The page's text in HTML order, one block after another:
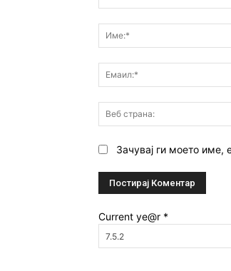
Зачувај ги моето име,
Current ye@r *